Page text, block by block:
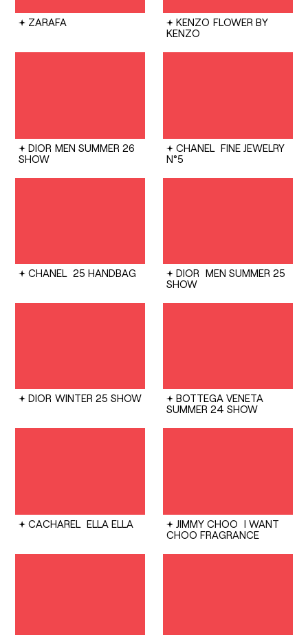
ZARAFA KENZO FLOWER BY
KENZO
DIOR MEN SUMMER 26
SHOW
CHANEL
FINE JEWELRY
N°5
CHANEL 25 HANDBAG DIOR MEN SUMMER 25
SHOW
DIOR WINTER 25 SHOW
BOTTEGA VENETA
SUMMER 24 SHOW
CACHAREL ELLA ELLA JIMMY CHOO I WANT
CHOO FRAGRANCE